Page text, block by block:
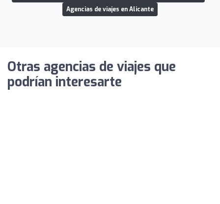
Agencias de viajes en Alicante
Otras agencias de viajes que
podrían interesarte